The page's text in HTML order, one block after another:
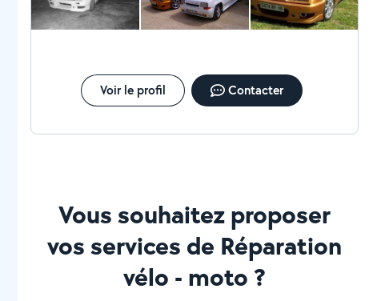
Voir le profil Contacter
Vous souhaitez proposer
vos services de Réparation
vélo - moto ?